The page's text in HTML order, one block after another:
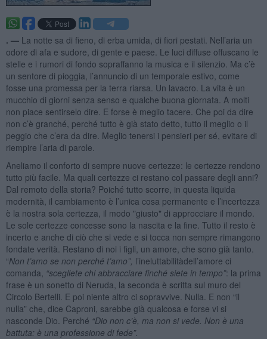
. — La notte sa di fieno, di erba umida, di fiori pestati. Nell’aria un
odore di afa e sudore, di gente e paese. Le luci diffuse offuscano le
stelle e i rumori di fondo sopraffanno la musica e il silenzio. Ma c’è
un sentore di pioggia, l’annuncio di un temporale estivo, come
fosse una promessa per la terra riarsa. Un lavacro. La vita è un
mucchio di giorni senza senso e qualche buona giornata. A molti
non piace sentirselo dire. E forse è meglio tacere. Che poi da dire
non c’è granché, perché tutto è già stato detto, tutto il meglio o il
peggio che c’era da dire. Meglio tenersi i pensieri per sé, evitare di
riempire l’aria di parole.
Aneliamo il conforto di sempre nuove certezze: le certezze rendono
tutto più facile. Ma quali certezze ci restano col passare degli anni?
Dal remoto della storia? Poiché tutto scorre, in questa liquida
modernità, il cambiamento è l’unica cosa permanente e l’incertezza
è la nostra sola certezza, il modo "giusto" di approcciare il mondo.
Le sole certezze concesse sono la nascita e la fine. Tutto il resto è
incerto e anche di ciò che si vede e si tocca non sempre rimangono
fondate verità. Restano di noi i figli, un amore, che sono già tanto.
“Non t’amo se non perché t’amo”, l’ineluttabilitàdell’amore ci
comanda, “scegliete chi abbracciare finché siete in tempo”: la prima
frase è un sonetto di Neruda, la seconda è scritta sul muro del
Circolo Bertelli. E poi niente altro ci sopravvive. Nulla. E non “il
nulla” che, dice Caproni, sarebbe già qualcosa e forse vi si
nasconde Dio. Perché “Dio non c’è, ma non si vede. Non è una
battuta: è una professione di fede”.